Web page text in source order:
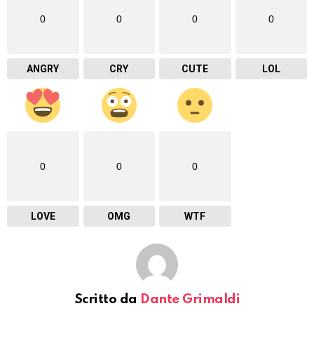
0
ANGRY
0
CRY
0
CUTE
0
LOL
0
LOVE
0
OMG
0
WTF
Scritto da Dante Grimaldi